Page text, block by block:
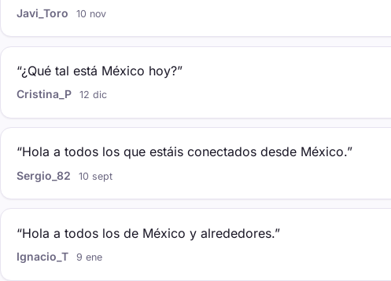
Javi_Toro 10 nov
“¿Qué tal está México hoy?”
Cristina_P 12 dic
“Hola a todos los que estáis conectados desde México.”
Sergio_82 10 sept
“Hola a todos los de México y alrededores.”
Ignacio_T 9 ene